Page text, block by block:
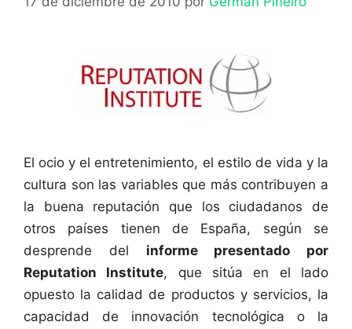
El ocio y el entretenimiento, el estilo de vida y la
cultura son las variables que más contribuyen a
la buena reputación que los ciudadanos de
otros países tienen de España, según se
desprende del informe presentado por
Reputation Institute, que sitúa en el lado
opuesto la calidad de productos y servicios, la
capacidad de innovación tecnológica o la